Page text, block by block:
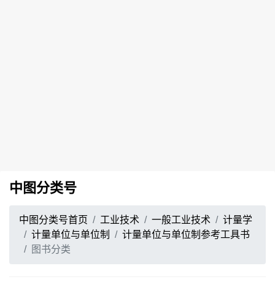
中图分类号
中图分类号首页 工业技术 一般工业技术
计量学
计量单位与单位制
计量单位与单位制参考工具书
图书分类